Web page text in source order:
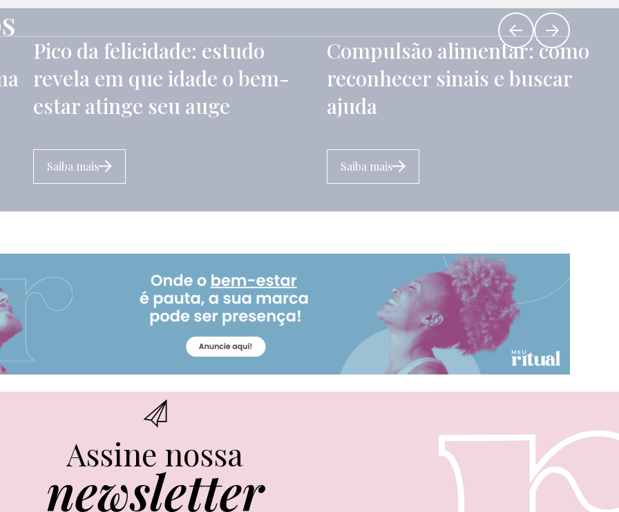
Pico da felicidade: estudo
revela em que idade o bem-
estar atinge seu auge
Saiba mais
Compulsão alimentar: como
reconhecer sinais e buscar
ajuda
Saiba mais
Assine nossa
newsletter